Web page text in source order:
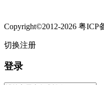
Copyright©2012-2026 粤ICP
切换注册
登录